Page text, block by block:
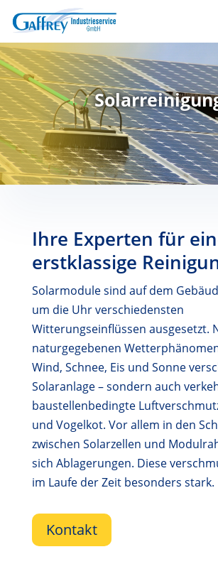
Ihre Experten für
erstklassige
Solarmodule sind auf dem
um die Uhr verschiedensten
Witterungseinflüssen ausgesetzt.
naturgegebenen
Wind, Schnee, Eis und Sonne
Solaranlage – sondern auch
baustellenbedingte
und Vogelkot. Vor allem in den
zwischen Solarzellen und
sich Ablagerungen. Diese
im Laufe der Zeit besonders stark.
Kontakt